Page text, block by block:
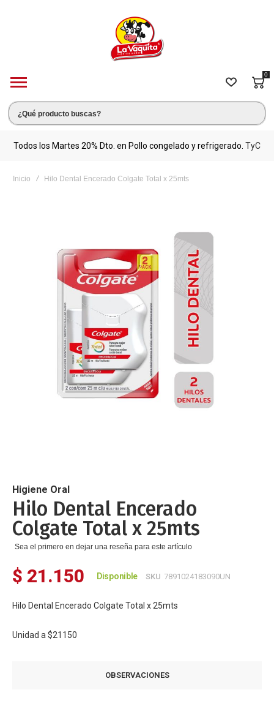
0
Todos los Martes 20% Dto. en Pollo congelado y refrigerado. TyC
Inicio Hilo Dental Encerado Colgate Total x 25mts
de
la
galería
de
imágenes
Higiene Oral
Hilo Dental Encerado
Colgate Total x 25mts
Sea el primero en dejar una reseña para este artículo
$ 21.150 Disponible SKU 7891024183090UN
Hilo Dental Encerado Colgate Total x 25mts
Unidad a $21150
OBSERVACIONES